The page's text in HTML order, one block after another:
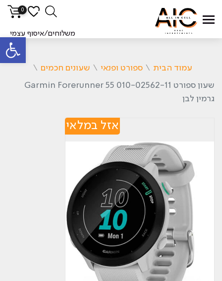
פתח
0
משלוחים/איסוף עצמי
עמוד הבית \ ספורט ופנאי \ שעונים חכמים \
‏שעון ספורט Garmin Forerunner 55 010-02562-11
גרמין לבן
אזל במלאי